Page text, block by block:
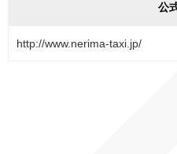
公
http://www.nerima-taxi.jp/